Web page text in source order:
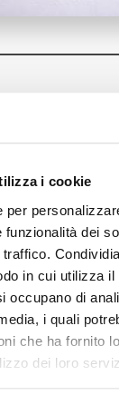
i cookie
per
funzionalità dei
in cui utilizza
occupano di
i quali
che ha fornito
dei loro
(Tik
Audio/
2 u" (extended